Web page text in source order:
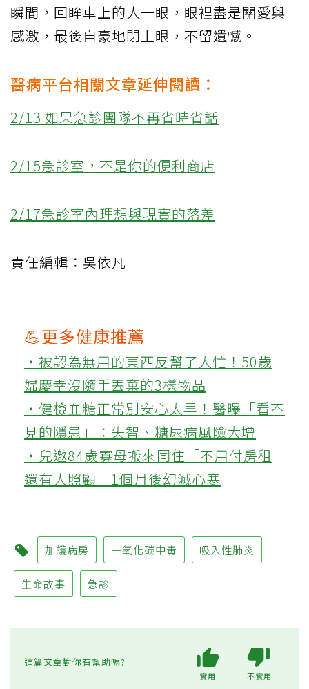
瞬間，回眸車上的人一眼，眼裡盡是關愛與
感激，最後自豪地閉上眼，不留遺憾。
醫病平台相關文章延伸閱讀：
2/13 如果急診團隊不再省時省話
2/15急診室，不是你的便利商店
2/17急診室內理想與現實的落差
責任編輯：吳依凡
💪更多健康推薦
‧被認為無用的東西反幫了大忙！50歲
婦慶幸沒隨手丟棄的3樣物品
‧健檢血糖正常別安心太早！醫曝「看不
見的隱患」：失智、糖尿病風險大增
‧兒邀84歲寡母搬來同住「不用付房租
還有人照顧」1個月後幻滅心寒
加護病房 一氧化碳中毒 吸入性肺炎
生命故事 急診
這篇文章對你有幫助嗎?
實用 不實用